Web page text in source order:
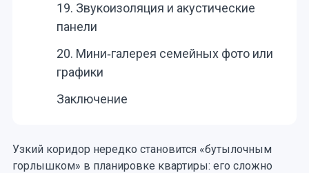
19. Звукоизоляция и акустические
панели
20. Мини‑галерея семейных фото или
графики
Заключение
Узкий коридор нередко становится «бутылочным
горлышком» в планировке квартиры: его сложно